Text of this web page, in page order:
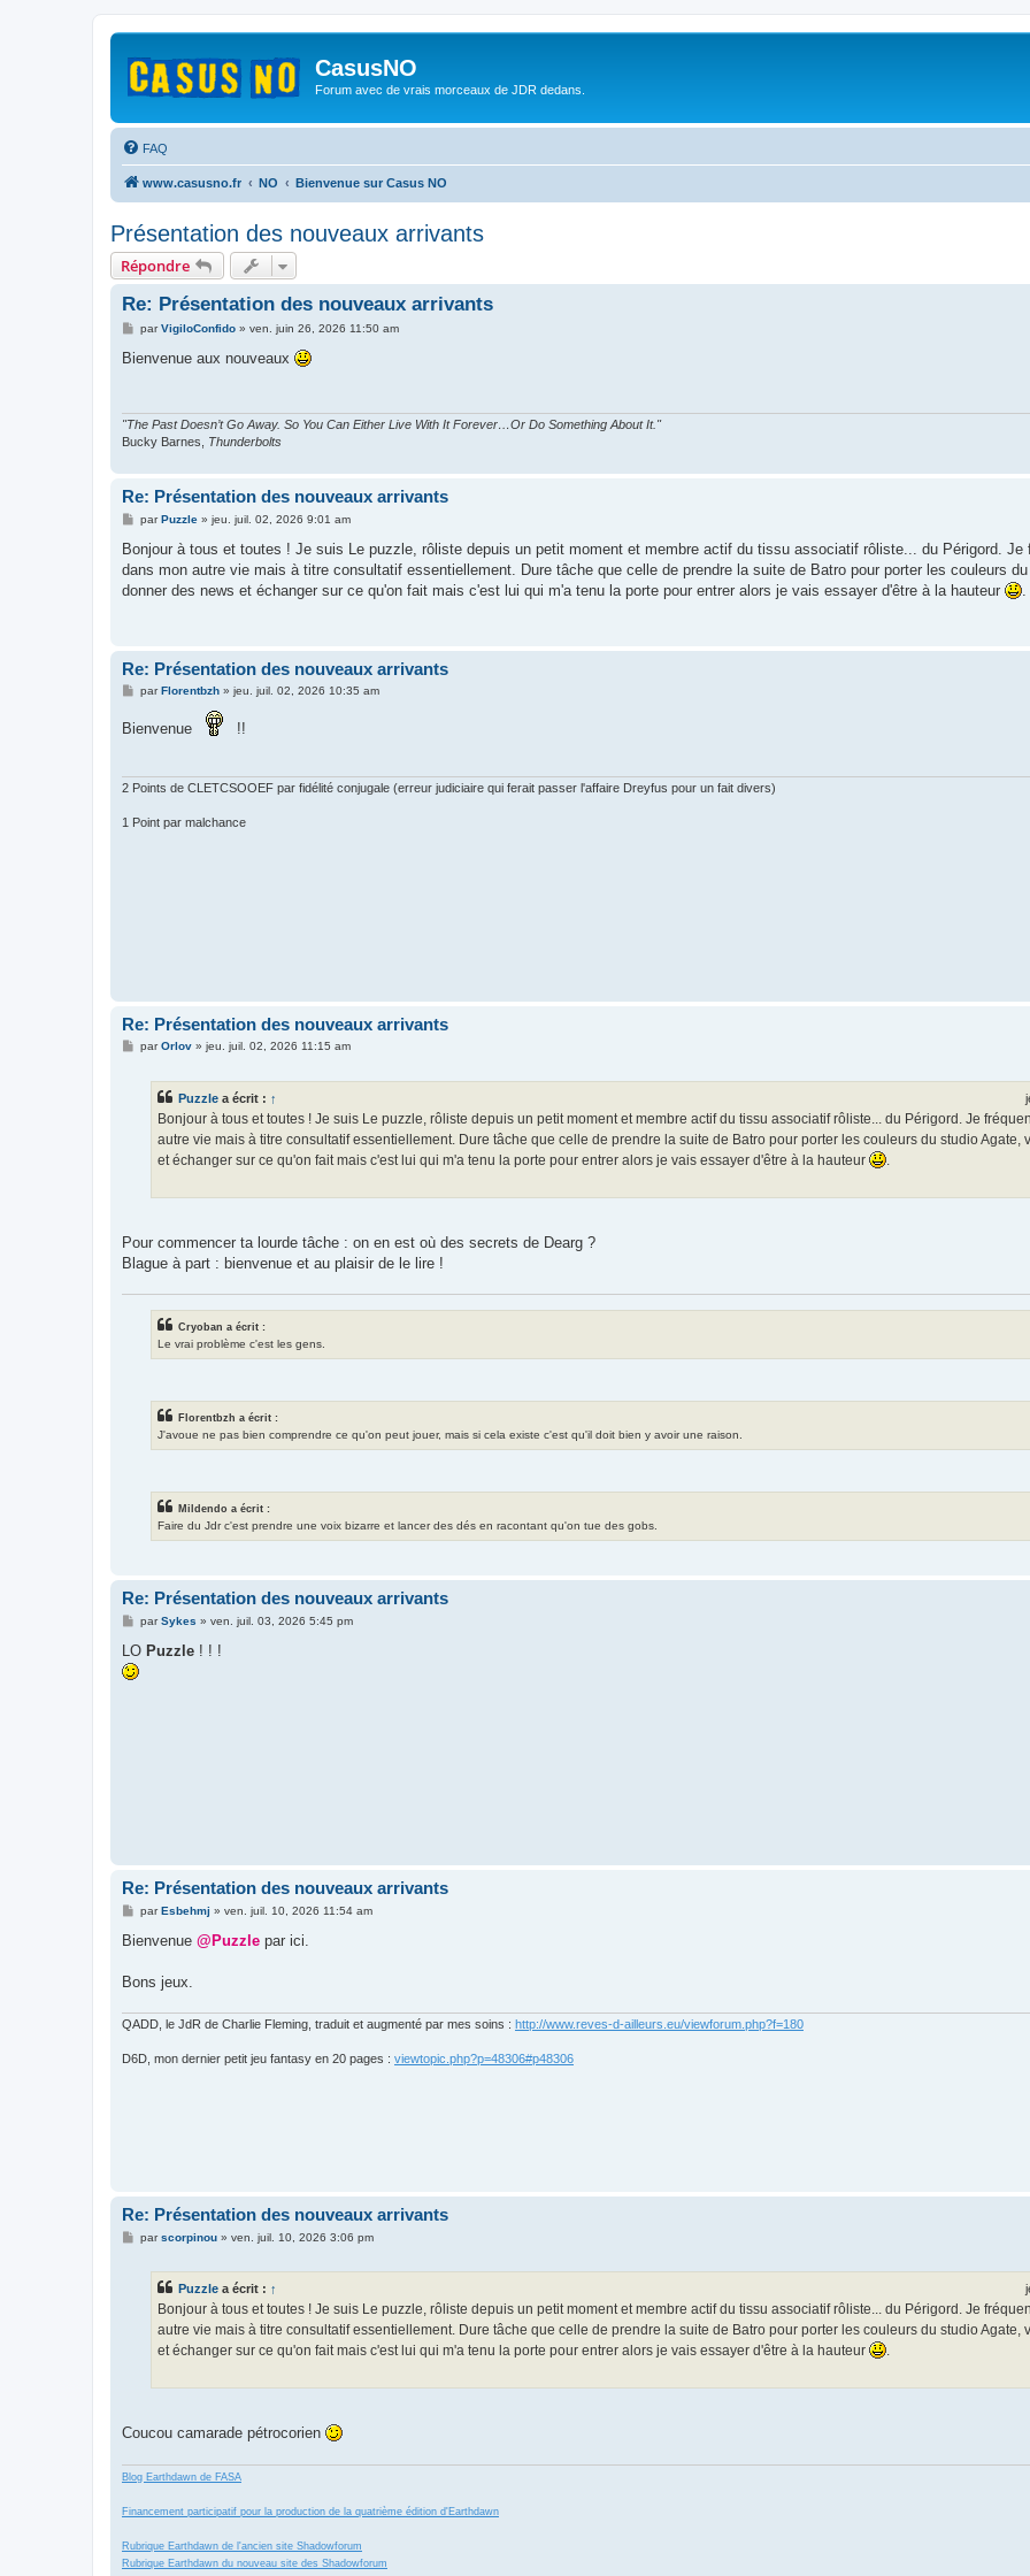
CasusNO
Forum avec de vrais morceaux de JDR dedans.
FAQ
www.casusno.fr NO Bienvenue sur Casus NO
Présentation des nouveaux arrivants
Répondre
Re: Présentation des nouveaux arrivants
M
s
parVigiloConfido» ven. juin 26, 2026 11:50 am
Bienvenue aux nouveaux
"The Past Doesn’t Go Away. So You Can Either Live With It Forever…Or Do Something About It."
Bucky Barnes, Thunderbolts
Re: Présentation des nouveaux arrivants
M
s
a
g
parPuzzle» jeu. juil. 02, 2026 9:01 am
Bonjour à tous et toutes ! Je suis Le puzzle, rôliste depuis un petit moment et membre actif du tissu associatif rôliste... du Périgord. Je
dans mon autre vie mais à titre consultatif essentiellement. Dure tâche que celle de prendre la suite de Batro pour porter les couleurs
donner des news et échanger sur ce qu'on fait mais c'est lui qui m'a tenu la porte pour entrer alors je vais essayer d'être à la hauteur
Re: Présentation des nouveaux arrivants
M
s
parFlorentbzh» jeu. juil. 02, 2026 10:35 am
Bienvenue !!
2 Points de CLETCSOOEF par fidélité conjugale (erreur judiciaire qui ferait passer l'affaire Dreyfus pour un fait divers)
1 Point par malchance
Re: Présentation des nouveaux arrivants
MparOrlov» jeu. juil. 02, 2026 11:15 am
Puzzle a écrit : ↑
Bonjour à tous et toutes ! Je suis Le puzzle, rôliste depuis un petit moment et membre actif du tissu associatif rôliste... du Périgord. Je
autre vie mais à titre consultatif essentiellement. Dure tâche que celle de prendre la suite de Batro pour porter les couleurs du studio Agate,
et échanger sur ce qu'on fait mais c'est lui qui m'a tenu la porte pour entrer alors je vais essayer d'être à la hauteur
Pour commencer ta lourde tâche : on en est où des secrets de Dearg ?
Blague à part : bienvenue et au plaisir de le lire !
Cryoban a écrit :
Le vrai problème c'est les gens.
Florentbzh a écrit :
J'avoue ne pas bien comprendre ce qu'on peut jouer, mais si cela existe c'est qu'il doit bien y avoir une raison.
Mildendo a écrit :
Faire du Jdr c'est prendre une voix bizarre et lancer des dés en racontant qu'on tue des gobs.
Re: Présentation des nouveaux arrivants
M
s
a
parSykes » ven. juil. 03, 2026 5:45 pm
LO Puzzle ! ! !
Re: Présentation des nouveaux arrivants
M
s
g
parEsbehmj » ven. juil. 10, 2026 11:54 am
Bienvenue @Puzzle par ici.
Bons jeux.
QADD, le JdR de Charlie Fleming, traduit et augmenté par mes soins : http://www.reves-d-ailleurs.eu/viewforum.php?f=180
D6D, mon dernier petit jeu fantasy en 20 pages : viewtopic.php?p=48306#p48306
Re: Présentation des nouveaux arrivants
Mparscorpinou» ven. juil. 10, 2026 3:06 pm
Puzzle a écrit : ↑
Bonjour à tous et toutes ! Je suis Le puzzle, rôliste depuis un petit moment et membre actif du tissu associatif rôliste... du Périgord. Je
autre vie mais à titre consultatif essentiellement. Dure tâche que celle de prendre la suite de Batro pour porter les couleurs du studio Agate,
et échanger sur ce qu'on fait mais c'est lui qui m'a tenu la porte pour entrer alors je vais essayer d'être à la hauteur
.
Coucou camarade pétrocorien
Blog Earthdawn de FASA
Financement participatif pour la production de la quatrième édition d'Earthdawn
Rubrique Earthdawn de l'ancien site Shadowforum
Rubrique Earthdawn du nouveau site des Shadowforum